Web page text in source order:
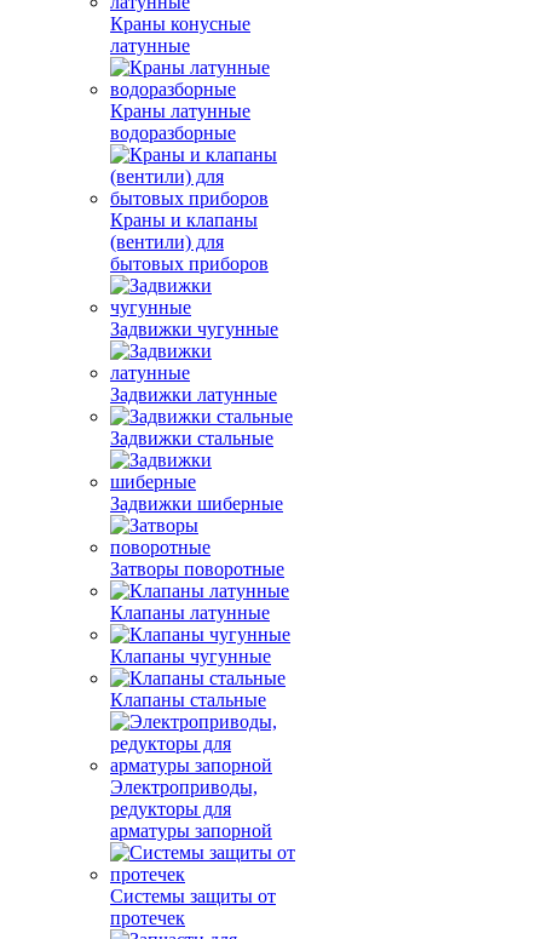
Краны конусные
латунные
Краны латунные
водоразборные
Краны и клапаны
(вентили) для
бытовых приборов
Задвижки чугунные
Задвижки латунные
Задвижки стальные
Задвижки шиберные
Затворы поворотные
Клапаны латунные
Клапаны чугунные
Клапаны стальные
Электроприводы,
редукторы для
арматуры запорной
Системы защиты от
протечек